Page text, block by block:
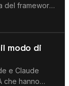
del framework.
tramite
modo di
e Claude
che hanno